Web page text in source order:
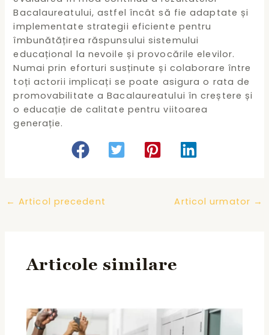
Bacalaureatului, astfel încât să fie adaptate și
implementate strategii eficiente pentru
îmbunătățirea răspunsului sistemului
educațional la nevoile și provocările elevilor.
Numai prin eforturi susținute și colaborare între
toți actorii implicați se poate asigura o rata de
promovabilitate a Bacalaureatului în creștere și
o educație de calitate pentru viitoarea
generație.
Post
navigation
← Articol precedent Articol urmator →
Articole similare